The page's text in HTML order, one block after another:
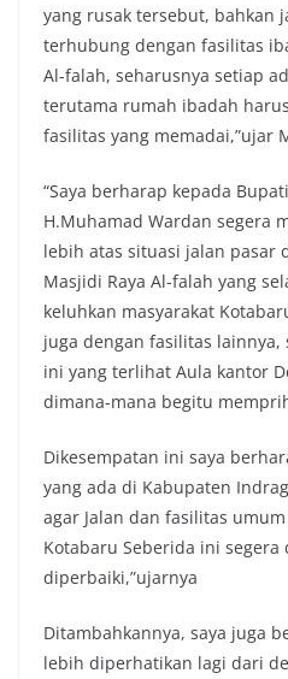
yang rusak tersebut, bahkan
terhubung dengan fasilitas
Al-falah, seharusnya setiap
terutama rumah ibadah
fasilitas yang memadai,”ujar
“Saya berharap kepada
H.Muhamad Wardan segera
lebih atas situasi jalan pasar
Masjidi Raya Al-falah yang
keluhkan masyarakat
juga dengan fasilitas lainnya,
ini yang terlihat Aula kantor
dimana-mana begitu
Dikesempatan ini saya
yang ada di Kabupaten
agar Jalan dan fasilitas
Kotabaru Seberida ini segera
diperbaiki,”ujarnya
Ditambahkannya, saya juga
lebih diperhatikan lagi dari